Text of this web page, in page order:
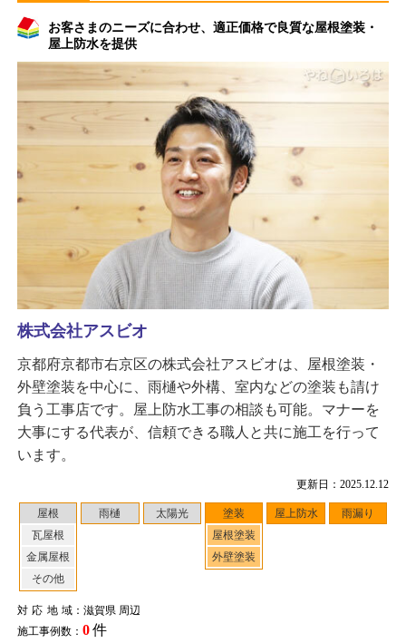
お客さまのニーズに合わせ、適正価格で良質な屋根塗装・
屋上防水を提供
更新日：2025.12.12
屋根
瓦屋根
金属屋根
その他
雨樋 太陽光
塗装
屋根塗装
外壁塗装
屋上防水 雨漏り
対応地域：滋賀県 周辺
施工事例数： 0件
株式会社アスビオ
京都府京都市右京区の株式会社アスビオは、屋根塗装・
外壁塗装を中心に、雨樋や外構、室内などの塗装も請け
負う工事店です。屋上防水工事の相談も可能。マナーを
大事にする代表が、信頼できる職人と共に施工を行って
います。